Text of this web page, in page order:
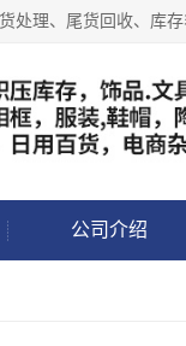
公司介绍